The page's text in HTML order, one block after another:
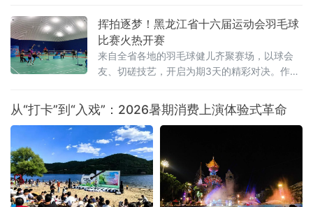
发展战略合作框架协议，这标志着哈黑绥三地
跨境旅游市场监管一体化协同共治机制正式落
地。此举跨区域监管合作，重在立足黑龙江对
俄开放优势、破解跨境文旅治理难题的创新实
践，有效填补了跨境旅游协同监管空白。据介
挥拍逐梦！黑龙江省十六届运动会羽毛球
比赛火热开赛
来自全省各地的羽毛球健儿齐聚赛场，以球会
友、切磋技艺，开启为期3天的精彩对决。作为
赛程紧凑、看点十足。据了解，比赛共设置
男、女团体和混合双打、男子双打、女子双
打、男子单打、女子单打七大竞赛项目，全面
覆盖羽毛球主流竞赛组别，为
从“打卡”到“入戏”：2026暑期消费上演体验式革命